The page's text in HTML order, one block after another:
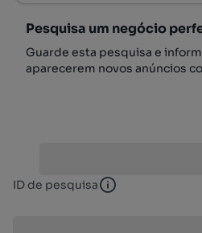
Pesquisa um negócio
Guarde esta pesquisa e
aparecerem novos anúncios
ID de pesquisa ID de pesquisa